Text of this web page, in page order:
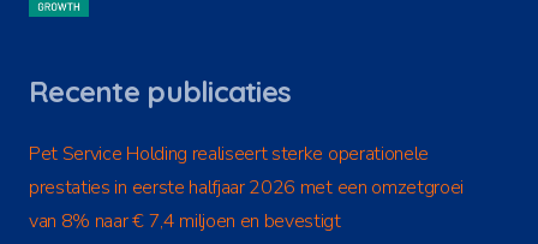
Recente publicaties
Pet Service Holding realiseert sterke operationele
prestaties in eerste halfjaar 2026 met een omzetgroei
van 8% naar € 7,4 miljoen en bevestigt